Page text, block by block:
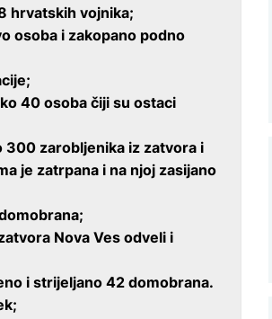
hrvatskih vojnika;
osoba i zakopano podno
40 osoba čiji su ostaci
300 zarobljenika iz zatvora i
je zatrpana i na njoj zasijano
Nova Ves odveli i
i strijeljano 42 domobrana.